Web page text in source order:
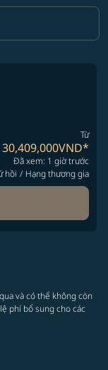
Từ
30,409,000VND*
Đã xem: 1 giờ trước
hồi / Hạng thương gia
pagination-
pagination-
pagination-
cmp-pagination-
và có thể không còn
phí bổ sung cho các